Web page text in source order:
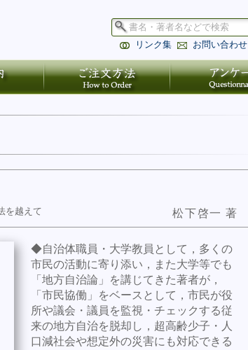
リンク集 お問い合わせ
を越えて 松下啓一 著
◆自治体職員・大学教員として，多くの
市民の活動に寄り添い，また大学等でも
「地方自治論」を講じてきた著者が，
「市民協働」をベースとして，市民が役
所や議会・議員を監視・チェックする従
来の地方自治を脱却し，超高齢少子・人
口減社会や想定外の災害にも対応できる